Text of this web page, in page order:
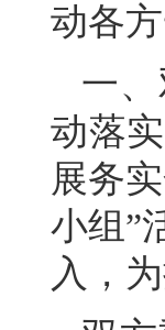
动各
一
动落
展务
小组”
入，